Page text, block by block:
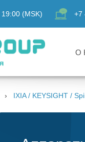
19:00 (MSK) +7
О
IXIA / KEYSIGHT /